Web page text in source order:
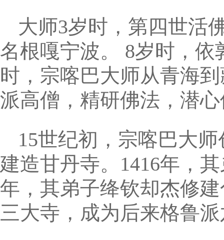
大师3岁时，第四世活
名根嘎宁波。 8岁时，
时，宗喀巴大师从青海
派高僧，精研佛法，潜
15世纪初，宗喀巴大
建造甘丹寺。1416年，
年，其弟子绛钦却杰修
三大寺，成为后来格鲁